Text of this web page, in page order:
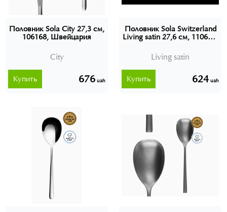
Половник Sola City 27,3 см,
106168, Швейцария
City
676 uah
Купить
Половник Sola Switzerland
Living satin 27,6 см, 110665,
Living satin
624 uah
Купить